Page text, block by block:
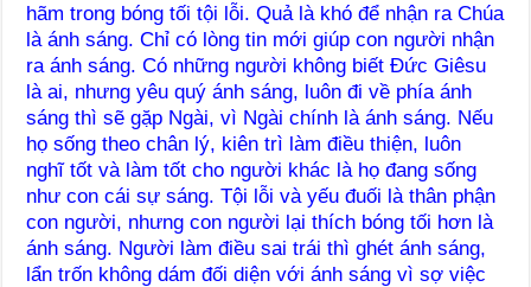
hãm trong bóng tối tội lỗi. Quả là khó để nhận ra Chúa
là ánh sáng. Chỉ có lòng tin mới giúp con người nhận
ra ánh sáng. Có những người không biết Đức Giêsu
là ai, nhưng yêu quý ánh sáng, luôn đi về phía ánh
sáng thì sẽ gặp Ngài, vì Ngài chính là ánh sáng. Nếu
họ sống theo chân lý, kiên trì làm điều thiện, luôn
nghĩ tốt và làm tốt cho người khác là họ đang sống
như con cái sự sáng. Tội lỗi và yếu đuối là thân phận
con người, nhưng con người lại thích bóng tối hơn là
ánh sáng. Người làm điều sai trái thì ghét ánh sáng,
lẩn trốn không dám đối diện với ánh sáng vì sợ việc